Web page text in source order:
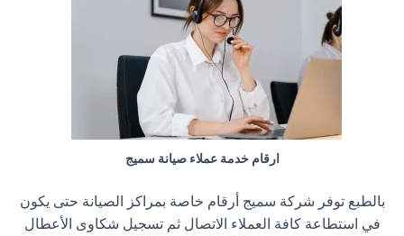
ارقام خدمة عملاء صيانة سميج
بالطبع توفر شركة سميج أرقام خاصة بمراكز الصيانة حتى يكون
في استطاعة كافة العملاء الاتصال ثم تسجيل شكاوى الأعطال